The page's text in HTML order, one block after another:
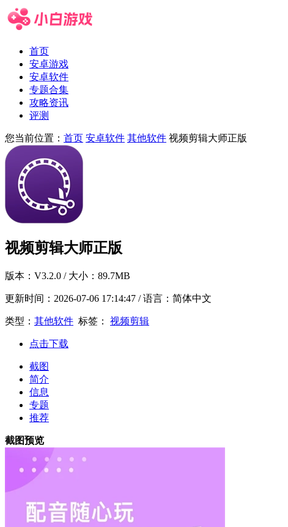
首页
安卓游戏
安卓软件
专题合集
攻略资讯
评测
您当前位置： 首页 安卓软件 其他软件 视频剪辑大师正版
视频剪辑大师正版
版本： V3.2.0 / 大小：89.7MB
更新时间： 2026-07-06 17:14:47 / 语言：简体中文
类型： 其他软件 标签： 视频剪辑
点击下载
截图
简介
信息
专题
推荐
截图预览